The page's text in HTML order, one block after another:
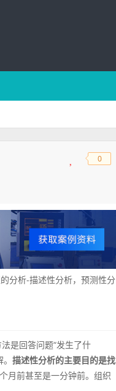
◆◆ 0
分析-描述性分析，预测性分
是回答问题“发生了什
。描述性分析的主要目的是找
月前甚至是一分钟前。组织